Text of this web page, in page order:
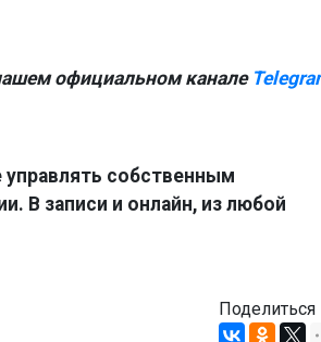
официальном канале
собственным
В записи и онлайн, из любой
Поделиться